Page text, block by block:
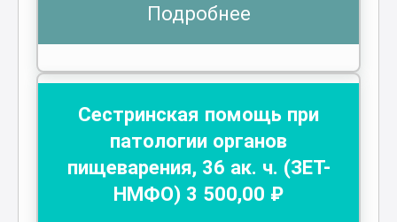
Подробнее
Сестринская помощь при
патологии органов
пищеварения, 36 ак. ч. (ЗЕТ-
НМФО) 3 500,00 ₽